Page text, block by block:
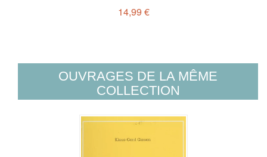
14,99 €
OUVRAGES DE LA MÊME
COLLECTION